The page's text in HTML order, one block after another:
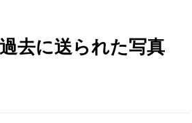
去に送られた写真